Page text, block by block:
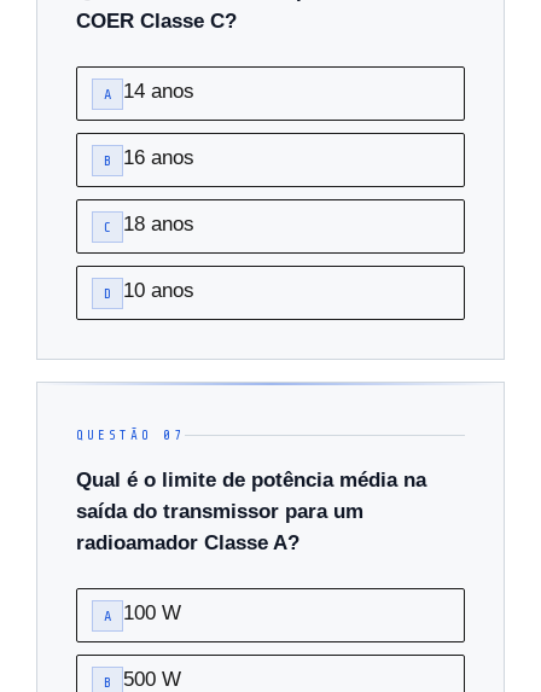
COER Classe C?
A 14 anos
B 16 anos
C 18 anos
D 10 anos
QUESTÃO 07
Qual é o limite de potência média na
saída do transmissor para um
radioamador Classe A?
A 100 W
B 500 W